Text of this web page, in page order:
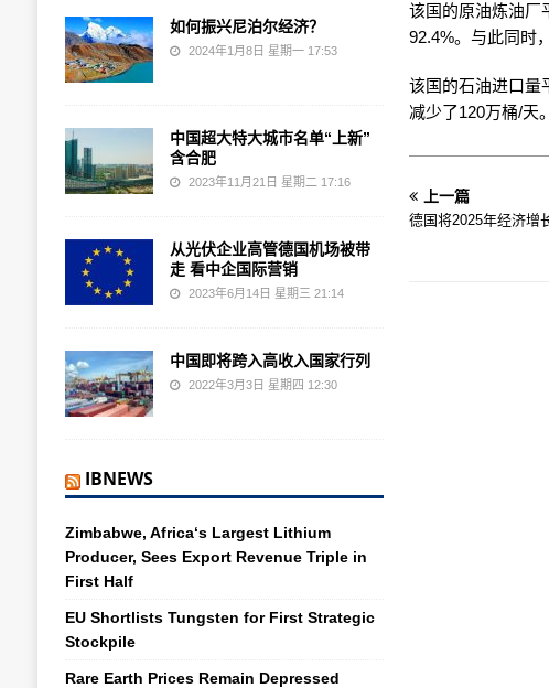
该国的原油炼油厂
92.4%。与此同时
该国的石油进口量
减少了120万桶/天。
上一篇
德国将2025年经济增
如何振兴尼泊尔经济？
2024年1月8日 星期一 17:53
中国超大特大城市名单“上新”
含合肥
2023年11月21日 星期二 17:16
从光伏企业高管德国机场被带
走 看中企国际营销
2023年6月14日 星期三 21:14
中国即将跨入高收入国家行列
2022年3月3日 星期四 12:30
IBNEWS
Zimbabwe, Africa‘s Largest Lithium
Producer, Sees Export Revenue Triple in
First Half
EU Shortlists Tungsten for First Strategic
Stockpile
Rare Earth Prices Remain Depressed